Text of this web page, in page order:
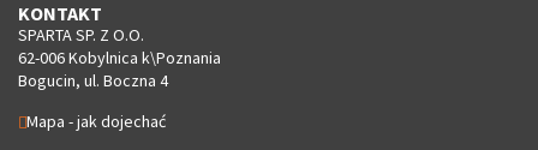
KONTAKT
SPARTA SP. Z O.O.
62-006 Kobylnica k\Poznania
Bogucin, ul. Boczna 4
Mapa - jak dojechać